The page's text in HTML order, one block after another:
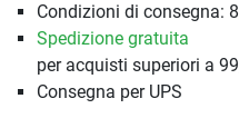
Condizioni di consegna:
Spedizione gratuita
per acquisti superiori a
Consegna per UPS